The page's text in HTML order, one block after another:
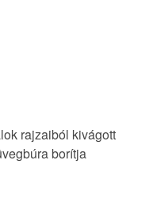
rajzaiból kivágott
borítja